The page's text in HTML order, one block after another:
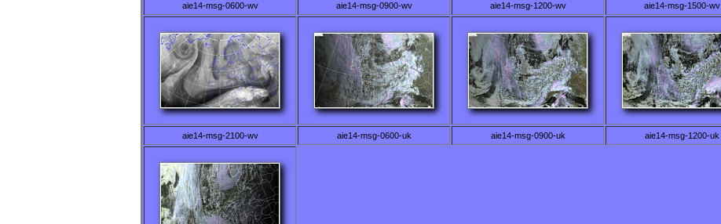
aie14-msg-0600-wv aie14-msg-0900-wv aie14-msg-1200-wv aie14-msg-1500-wv
aie14-msg-2100-wv aie14-msg-0600-uk aie14-msg-0900-uk aie14-msg-1200-uk